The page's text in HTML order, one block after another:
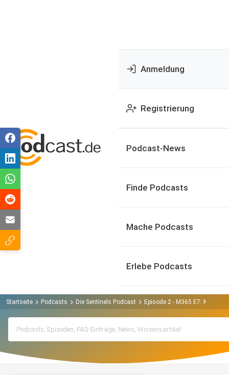
Anmeldung
Registrierung
Podcast-News
Finde Podcasts
Mache Podcasts
Erlebe Podcasts
Startseite Podcasts Die Sentinels Podcast Episode 2 - M365 E7: Neue